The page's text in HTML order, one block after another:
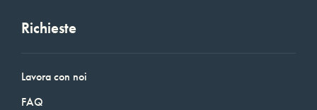
Richieste
Lavora con noi
FAQ